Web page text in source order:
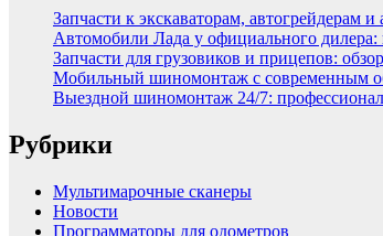
Запчасти к экскаваторам,
Автомобили Лада у официального дилера:
Запчасти для грузовиков и прицепов:
Мобильный шиномонтаж с современным
Выездной шиномонтаж 24/7:
Рубрики
Мультимарочные сканеры
Новости
Программаторы для одометров